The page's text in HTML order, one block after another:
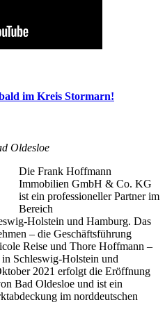
im Kreis Stormarn!
Oldesloe
Die Frank Hoffmann
Immobilien GmbH & Co. KG
ist ein professioneller Partner im
Bereich
Holstein und Hamburg. Das
– die Geschäftsführung
Reise und Thore Hoffmann –
Schleswig-Holstein und
2021 erfolgt die Eröffnung
Bad Oldesloe und ist ein
im norddeutschen